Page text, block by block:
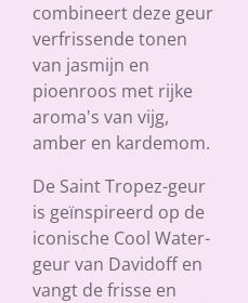
combineert deze geur
verfrissende tonen
van jasmijn en
pioenroos met rijke
aroma's van vijg,
amber en kardemom.
De Saint Tropez-geur
is geïnspireerd op de
iconische Cool Water-
geur van Davidoff en
vangt de frisse en